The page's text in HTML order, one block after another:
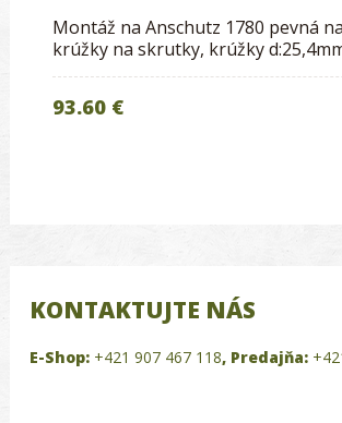
Montáž na Anschutz 1780 pevná
krúžky na skrutky, krúžky
93.60 €
KONTAKTUJTE NÁS
E-Shop: +421 907 467 118, Predajňa: